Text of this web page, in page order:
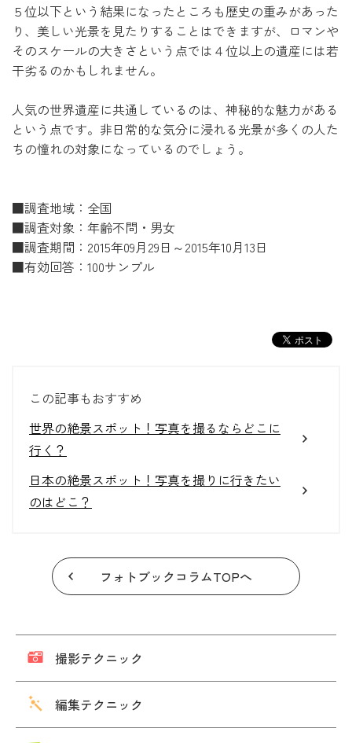
５位以下という結果になったところも歴史の重みがあった
り、美しい光景を見たりすることはできますが、ロマンや
そのスケールの大きさという点では４位以上の遺産には若
干劣るのかもしれません。
人気の世界遺産に共通しているのは、神秘的な魅力がある
という点です。非日常的な気分に浸れる光景が多くの人た
ちの憧れの対象になっているのでしょう。
■調査地域：全国
■調査対象：年齢不問・男女
■調査期間：2015年09月29日～2015年10月13日
■有効回答：100サンプル
この記事もおすすめ
世界の絶景スポット！写真を撮るならどこに
行く？
日本の絶景スポット！写真を撮りに行きたい
のはどこ？
フォトブックコラムTOPへ
撮影テクニック
編集テクニック